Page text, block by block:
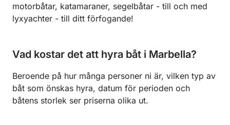
motorbåtar, katamaraner, segelbåtar - till och med
lyxyachter - till ditt förfogande!
Vad kostar det att hyra båt i Marbella?
Beroende på hur många personer ni är, vilken typ av
båt som önskas hyra, datum för perioden och
båtens storlek ser priserna olika ut.